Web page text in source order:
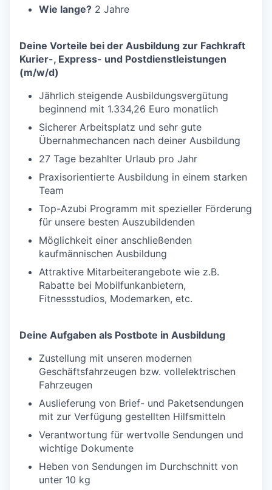
Wie lange? 2 Jahre
Deine Vorteile bei der Ausbildung zur Fachkraft
Kurier-, Express- und Postdienstleistungen
(m/w/d)
Jährlich steigende Ausbildungsvergütung
beginnend mit 1.334,26 Euro monatlich
Sicherer Arbeitsplatz und sehr gute
Übernahmechancen nach deiner Ausbildung
27 Tage bezahlter Urlaub pro Jahr
Praxisorientierte Ausbildung in einem starken
Team
Top-Azubi Programm mit spezieller Förderung
für unsere besten Auszubildenden
Möglichkeit einer anschließenden
kaufmännischen Ausbildung
Attraktive Mitarbeiterangebote wie z.B.
Rabatte bei Mobilfunkanbietern,
Fitnessstudios, Modemarken, etc.
Deine Aufgaben als Postbote in Ausbildung
Zustellung mit unseren modernen
Geschäftsfahrzeugen bzw. vollelektrischen
Fahrzeugen
Auslieferung von Brief- und Paketsendungen
mit zur Verfügung gestellten Hilfsmitteln
Verantwortung für wertvolle Sendungen und
wichtige Dokumente
Heben von Sendungen im Durchschnitt von
unter 10 kg